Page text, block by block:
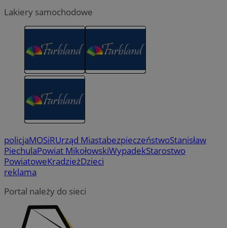
Lakiery samochodowe
policjaMOSiRUrząd MiastabezpieczeństwoStanisław
PiechulaPowiat MikołowskiWypadekStarostwo
PowiatoweKradzieżDzieci
reklama
Portal należy do sieci